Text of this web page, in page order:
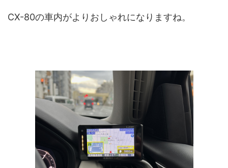
CX-80の車内がよりおしゃれになりますね。